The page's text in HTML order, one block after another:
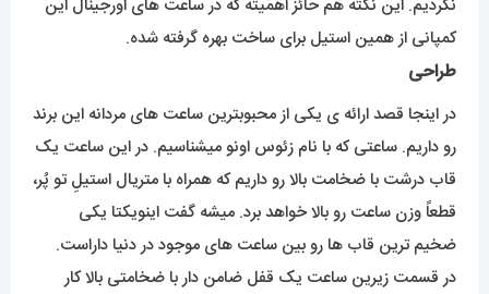
نکردیم. این نکته هم حائز اهمیته که در ساعت های اورجینال این
کمپانی از همین استیل برای ساخت بهره گرفته شده.
طراحی
در اینجا قصد ارائه ی یکی از محبوبترین ساعت های مردانه این برند
رو داریم. ساعتی که با نام زئوس اونو میشناسیم. در این ساعت یک
قاب درشت با ضخامت بالا رو داریم که همراه با متریال استیلِ تو پُر،
قطعاً وزن ساعت رو بالا خواهد برد. میشه گفت اینویکتا یکی
ضخیم ترین قاب ها رو بین ساعت های موجود در دنیا داراست.
در قسمت زیرین ساعت یک قفل ضامن دار با ضخامتی بالا کار